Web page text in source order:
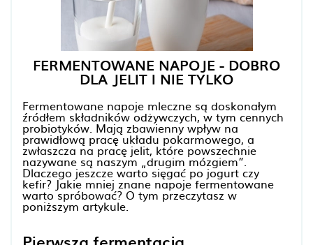
FERMENTOWANE NAPOJE - DOBRO
DLA JELIT I NIE TYLKO
Fermentowane napoje mleczne są doskonałym
źródłem składników odżywczych, w tym cennych
probiotyków. Mają zbawienny wpływ na
prawidłową pracę układu pokarmowego, a
zwłaszcza na pracę jelit, które powszechnie
nazywane są naszym „drugim mózgiem”.
Dlaczego jeszcze warto sięgać po jogurt czy
kefir? Jakie mniej znane napoje fermentowane
warto spróbować? O tym przeczytasz w
poniższym artykule.